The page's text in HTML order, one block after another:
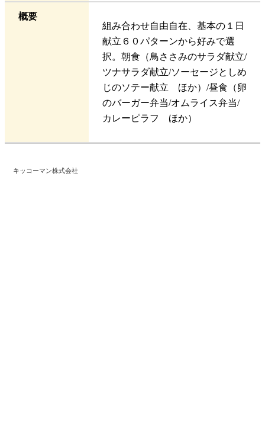
概要
組み合わせ自由自在、基本の１日
献立６０パターンから好みで選
択。朝食（鳥ささみのサラダ献立/
ツナサラダ献立/ソーセージとしめ
じのソテー献立 ほか）/昼食（卵
のバーガー弁当/オムライス弁当/
カレーピラフ ほか）
キッコーマン株式会社